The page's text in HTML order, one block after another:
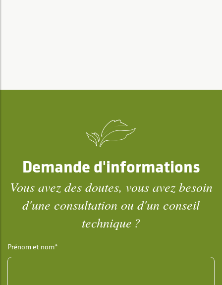
Demande d'informations
Vous avez des doutes, vous avez besoin
d'une consultation ou d'un conseil
technique ?
Prénom et nom*